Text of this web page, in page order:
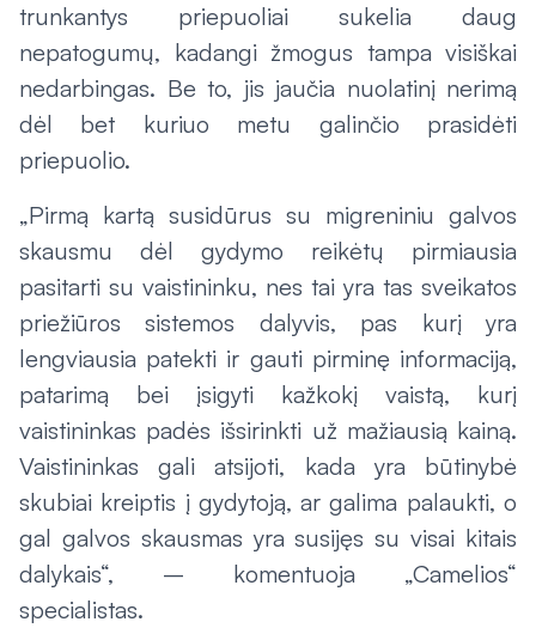
trunkantys priepuoliai sukelia daug
nepatogumų, kadangi žmogus tampa visiškai
nedarbingas. Be to, jis jaučia nuolatinį nerimą
dėl bet kuriuo metu galinčio prasidėti
priepuolio.
„Pirmą kartą susidūrus su migreniniu galvos
skausmu dėl gydymo reikėtų pirmiausia
pasitarti su vaistininku, nes tai yra tas sveikatos
priežiūros sistemos dalyvis, pas kurį yra
lengviausia patekti ir gauti pirminę informaciją,
patarimą bei įsigyti kažkokį vaistą, kurį
vaistininkas padės išsirinkti už mažiausią kainą.
Vaistininkas gali atsijoti, kada yra būtinybė
skubiai kreiptis į gydytoją, ar galima palaukti, o
gal galvos skausmas yra susijęs su visai kitais
dalykais“, – komentuoja „Camelios“
specialistas.